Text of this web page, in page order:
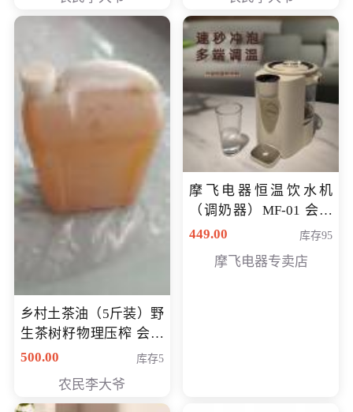
乡村土茶油（5斤装）野
生茶树籽物理压榨 会员
专享价400元
500.00 库存5
农民李大爷
摩飞电器恒温饮水机
（调奶器）MF-01 会员
专享价366元
449.00 库存95
摩飞电器专卖店